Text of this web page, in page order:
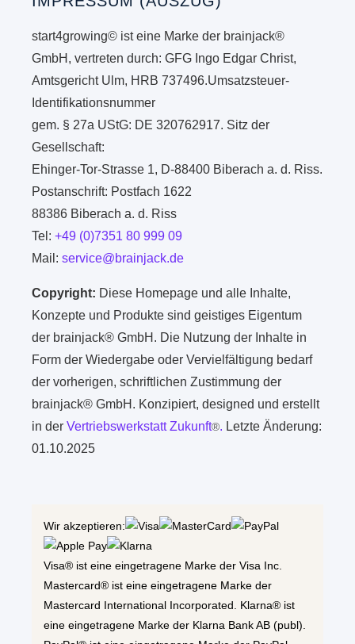
start4growing© ist eine Marke der brainjack®
GmbH, vertreten durch: GFG Ingo Edgar Christ,
Amtsgericht Ulm, HRB 737496.Umsatzsteuer-
Identifikationsnummer
gem. § 27a UStG: DE 320762917. Sitz der
Gesellschaft:
Ehinger-Tor-Strasse 1, D-88400 Biberach a. d. Riss.
Postanschrift: Postfach 1622
88386 Biberach a. d. Riss
Tel:+49 (0)7351 80 999 09
Mail:service@brainjack.de
Copyright: Diese Homepage und alle Inhalte,
Konzepte und Produkte sind geistiges Eigentum
der brainjack® GmbH. Die Nutzung der Inhalte in
Form der Wiedergabe oder Vervielfältigung bedarf
der vorherigen, schriftlichen Zustimmung der
brainjack® GmbH. Konzipiert, designed und erstellt
in derVertriebswerkstatt Zukunft®. Letzte Änderung:
01.10.2025
Wir akzeptieren:
Visa® ist eine eingetragene Marke der Visa Inc.
Mastercard® ist eine eingetragene Marke der
Mastercard International Incorporated. Klarna® ist
eine eingetragene Marke der Klarna Bank AB (publ).